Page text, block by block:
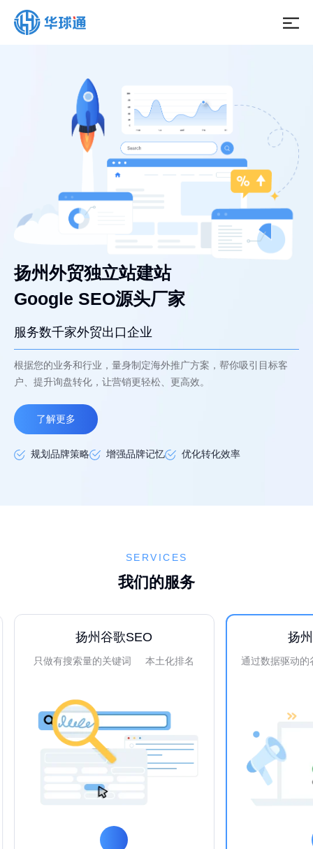
扬州外贸独立站建站
Google SEO源头厂家
服务数千家外贸出口企业
根据您的业务和行业，量身制定海外推广方案，帮你吸引目标客
户、提升询盘转化，让营销更轻松、更高效。
了解更多
规划品牌策略 增强品牌记忆 优化转化效率
SERVICES
我们的服务
扬州谷歌SEO
只做有搜索量的关键词 本土化排名
扬
通过数据驱动的